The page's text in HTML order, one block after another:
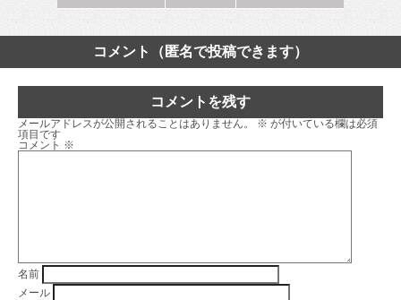
コメント（匿名で投稿できます）
コメントを残す
メールアドレスが公開されることはありません。 ※ が付いている欄は必須
項目です
コメント ※
名前
メール